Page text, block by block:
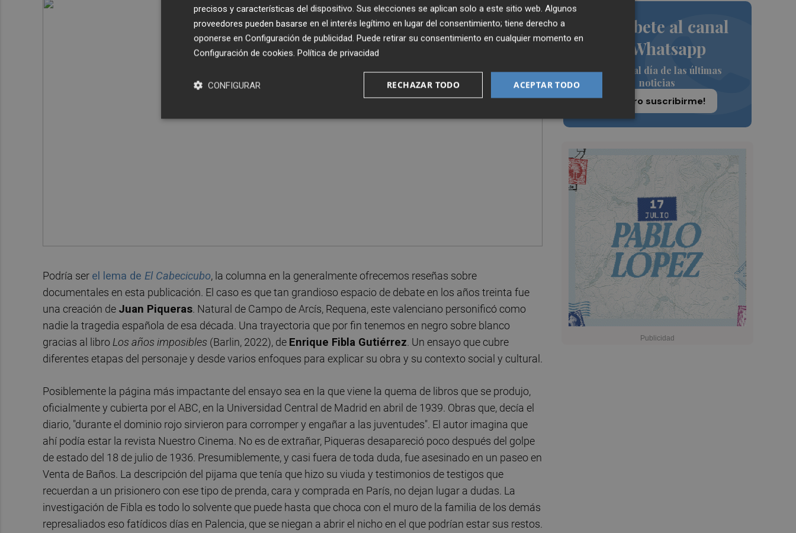
Suscríbete al canal
de Whatsapp
Siempre al día de las últimas
noticias
¡Quiero suscribirme!
Podría ser el lema de El Cabecicubo, la columna en la generalmente ofrecemos reseñas sobre
documentales en esta publicación. El caso es que tan grandioso espacio de debate en los años treinta fue
una creación de Juan Piqueras. Natural de Campo de Arcís, Requena, este valenciano personificó como
nadie la tragedia española de esa década. Una trayectoria que por fin tenemos en negro sobre blanco
gracias al libro Los años imposibles (Barlin, 2022), de Enrique Fibla Gutiérrez. Un ensayo que cubre
diferentes etapas del personaje y desde varios enfoques para explicar su obra y su contexto social y cultural.
Posiblemente la página más impactante del ensayo sea en la que viene la quema de libros que se produjo,
oficialmente y cubierta por el ABC, en la Universidad Central de Madrid en abril de 1939. Obras que, decía el
diario, "durante el dominio rojo sirvieron para corromper y engañar a las juventudes". El autor imagina que
ahí podía estar la revista Nuestro Cinema. No es de extrañar, Piqueras desapareció poco después del golpe
de estado del 18 de julio de 1936. Presumiblemente, y casi fuera de toda duda, fue asesinado en un paseo en
Venta de Baños. La descripción del pijama que tenía que hizo su viuda y testimonios de testigos que
recuerdan a un prisionero con ese tipo de prenda, cara y comprada en París, no dejan lugar a dudas. La
investigación de Fibla es todo lo solvente que puede hasta que choca con el muro de la familia de los demás
represaliados eso fatídicos días en Palencia, que se niegan a abrir el nicho en el que podrían estar sus restos.
precisos y características del dispositivo. Sus elecciones se aplican solo a este sitio web. Algunos
proveedores pueden basarse en el interés legítimo en lugar del consentimiento; tiene derecho a
oponerse en Configuración de publicidad. Puede retirar su consentimiento en cualquier momento en
Configuración de cookies. Política de privacidad
ACEPTAR TODO
RECHAZAR TODO
CONFIGURAR